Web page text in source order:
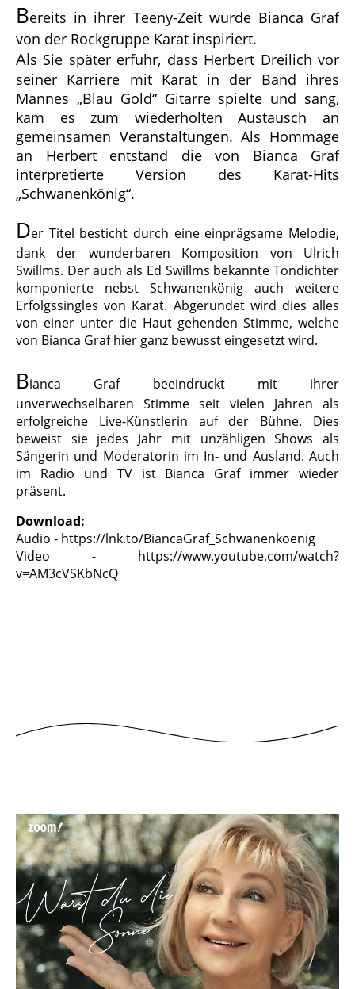
Bereits in ihrer Teeny-Zeit wurde Bianca Graf
von der Rockgruppe Karat inspiriert.
Als Sie später erfuhr, dass Herbert Dreilich vor
seiner Karriere mit Karat in der Band ihres
Mannes „Blau Gold“ Gitarre spielte und sang,
kam es zum wiederholten Austausch an
gemeinsamen Veranstaltungen.Als Hommage
an Herbert entstand die von Bianca Graf
interpretierte Version des Karat-Hits
„Schwanenkönig“.
Der Titel besticht durch eine einprägsame Melodie,
dank der wunderbaren Komposition von Ulrich
Swillms. Der auch als Ed Swillms bekannte Tondichter
komponierte nebst Schwanenkönig auch weitere
Erfolgssingles von Karat. Abgerundet wird dies alles
von einer unter die Haut gehenden Stimme, welche
von Bianca Graf hier ganz bewusst eingesetzt wird.
Bianca Graf beeindruckt mit ihrer
unverwechselbaren Stimme seit vielen Jahren als
erfolgreiche Live-Künstlerin auf der Bühne. Dies
beweist sie jedes Jahr mit unzähligen Shows als
Sängerin und Moderatorin im In- und Ausland. Auch
im Radio und TV ist Bianca Graf immer wieder
präsent.
Download:
Audio - https://lnk.to/BiancaGraf_Schwanenkoenig
Video - https://www.youtube.com/watch?
v=AM3cVSKbNcQ